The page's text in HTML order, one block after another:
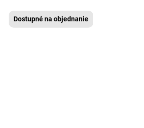
Dostupné na objednanie